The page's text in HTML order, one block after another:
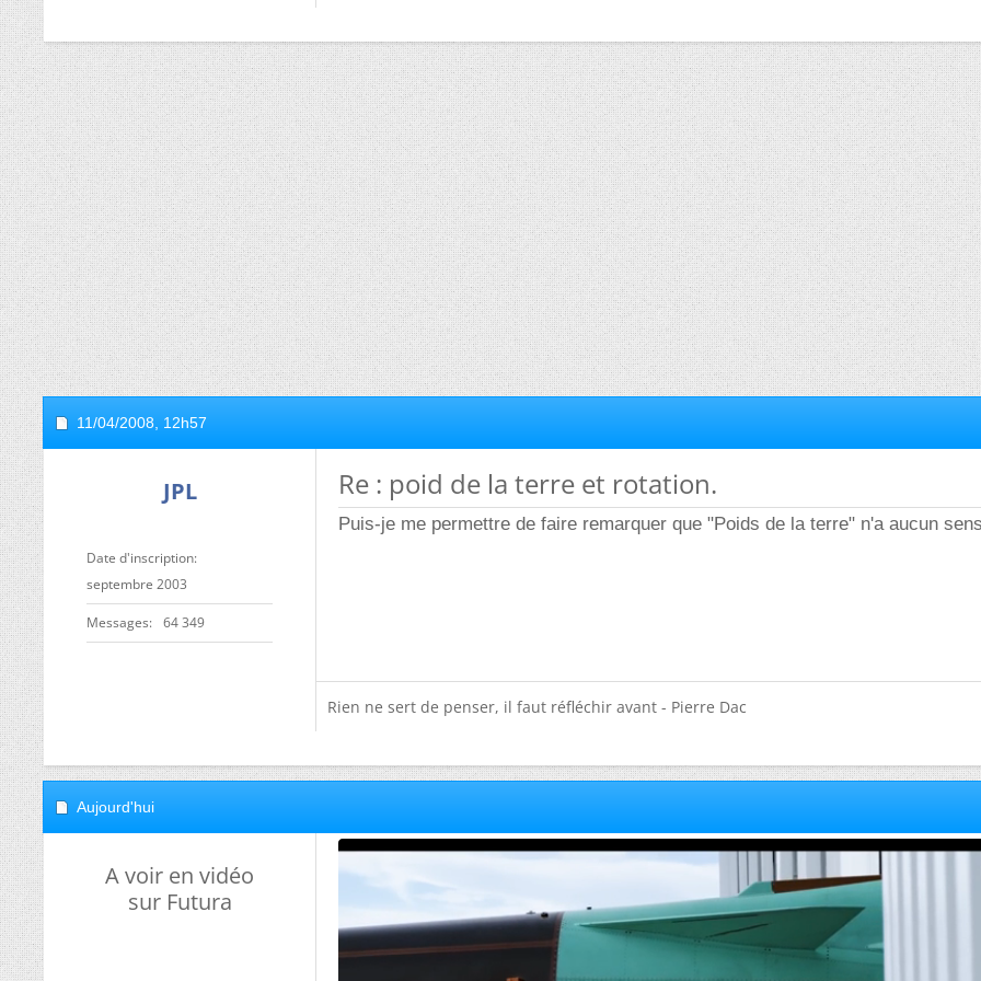
11/04/2008, 12h57
JPL
Date d'inscription
septembre 2003
Messages 64 349
Re : poid de la terre et rotation.
Puis-je me permettre de faire remarquer que "Poids de la terre" n'a aucun
Rien ne sert de penser, il faut réfléchir avant - Pierre Dac
Aujourd'hui
A voir en vidéo
sur Futura